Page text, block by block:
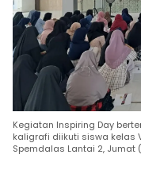
Kegiatan Inspiring Day
kaligrafi diikuti siswa kelas
Spemdalas Lantai 2, Jumat